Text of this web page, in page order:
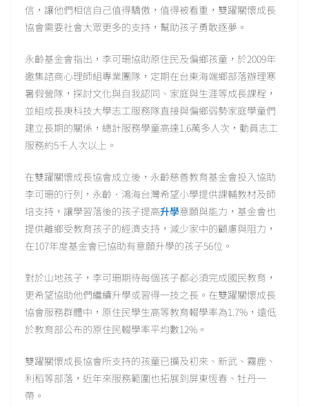
信，讓他們相信自己值得驕傲，值得被看重，雙躍關懷成長
協會需要社會大眾更多的支持，幫助孩子勇敢逐夢。
永齡基金會指出，李可珊協助原住民及偏鄉孩童，於2009年
邀集諮商心理師組專業團隊，定期在台東海端鄉部落辦理寒
暑假營隊，探討文化與自我認同、家庭與生涯等成長課程，
並組成長庚科技大學志工服務隊直接與偏鄉弱勢家庭學童們
建立長期的關係，總計服務學童高達1.6萬多人次，動員志工
服務約5千人次以上。
在雙躍關懷成長協會成立後，永齡慈善教育基金會投入協助
李可珊的行列，永齡．鴻海台灣希望小學提供課輔教材及師
培支持，讓學習落後的孩子提高升學意願與能力，基金會也
提供離鄉受教育孩子的經濟支持，減少家中的顧慮與阻力，
在107年度基金會已協助有意願升學的孩子56位。
對於山地孩子，李可珊期待每個孩子都必須完成國民教育，
更希望協助他們繼續升學或習得一技之長。在雙躍關懷成長
協會服務群體中，原住民學生高等教育輟學率為1.7%，遠低
於教育部公布的原住民輟學率平均數12%。
雙躍關懷成長協會所支持的孩童已擴及初來、新武、霧鹿、
利稻等部落，近年來服務範圍也拓展到屏東恆春、牡丹一
帶。